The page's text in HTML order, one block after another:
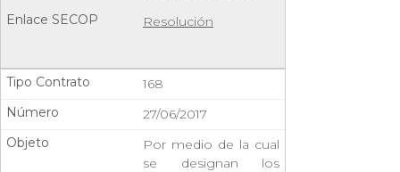
Resolución
168
27/06/2017
Por medio de la cual
se designan los